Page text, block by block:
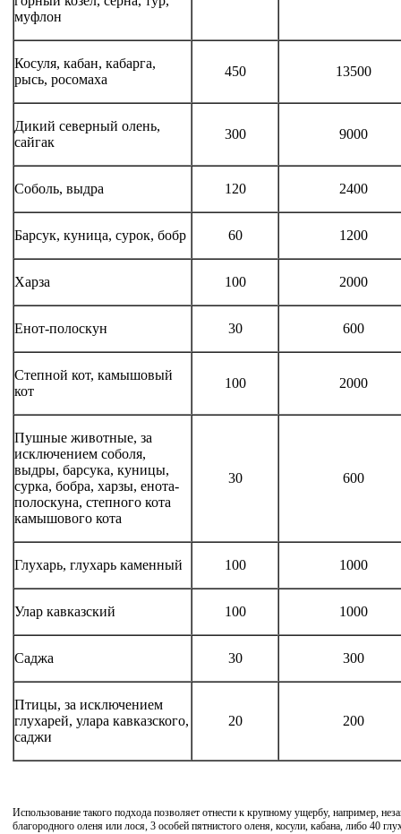
муфлон
Косуля, кабан, кабарга,
рысь, росомаха
450 13500
Дикий северный олень,
сайгак
300 9000
Соболь, выдра 120 2400
Барсук, куница, сурок, бобр 60 1200
Харза 100 2000
Енот-полоскун 30 600
Степной кот, камышовый
кот
100 2000
Пушные животные, за
исключением соболя,
выдры, барсука, куницы,
сурка, бобра, харзы, енота-
полоскуна, степного кота
камышового кота
30 600
Глухарь, глухарь каменный 100 1000
Улар кавказский 100 1000
Саджа 30 300
Птицы, за исключением
глухарей, улара кавказского,
саджи
20 200
Использование такого подхода позволяет отнести к крупному ущербу, например,
благородного оленя или лося, 3 особей пятнистого оленя, косули, кабана, либо 40